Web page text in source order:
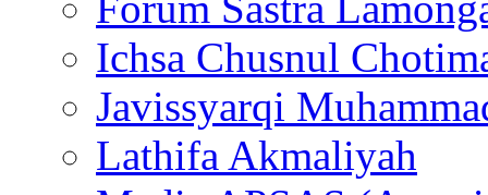
Ichsa Chusnul
Javissyarqi
Lathifa Akmaliyah